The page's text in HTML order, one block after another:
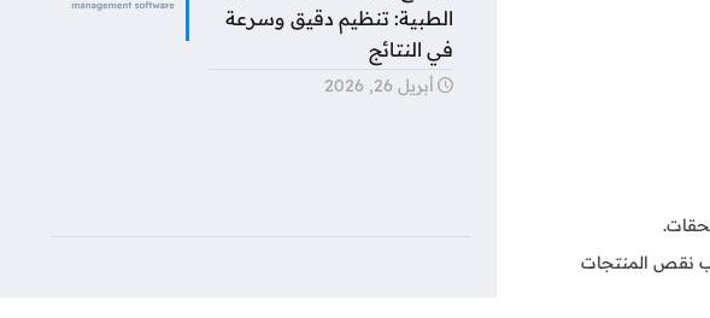
نقص المنتجات
الطبية: تنظيم دقيق وسرعة
في النتائج
أبريل 26, 2026